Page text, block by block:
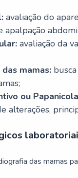
avaliação do
apalpação
avaliação da
mamas:
ou
alterações,
das mamas